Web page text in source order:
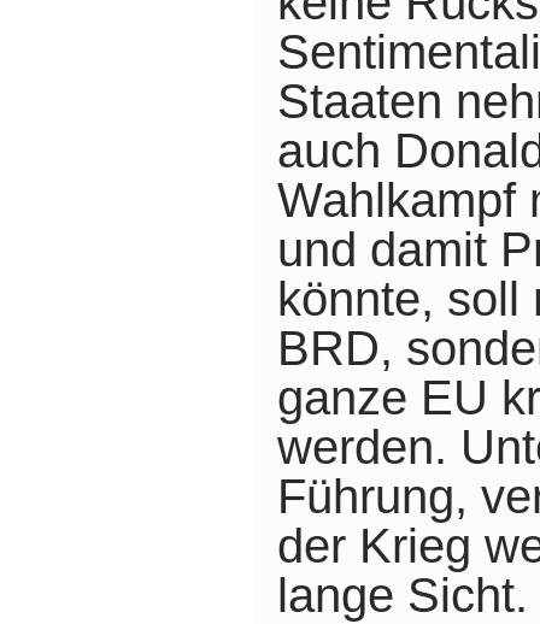
Staaten
auch
Wahlkampf
und damit
könnte, soll
BRD,
ganze EU
werden.
Führung,
der Krieg
lange Sicht.